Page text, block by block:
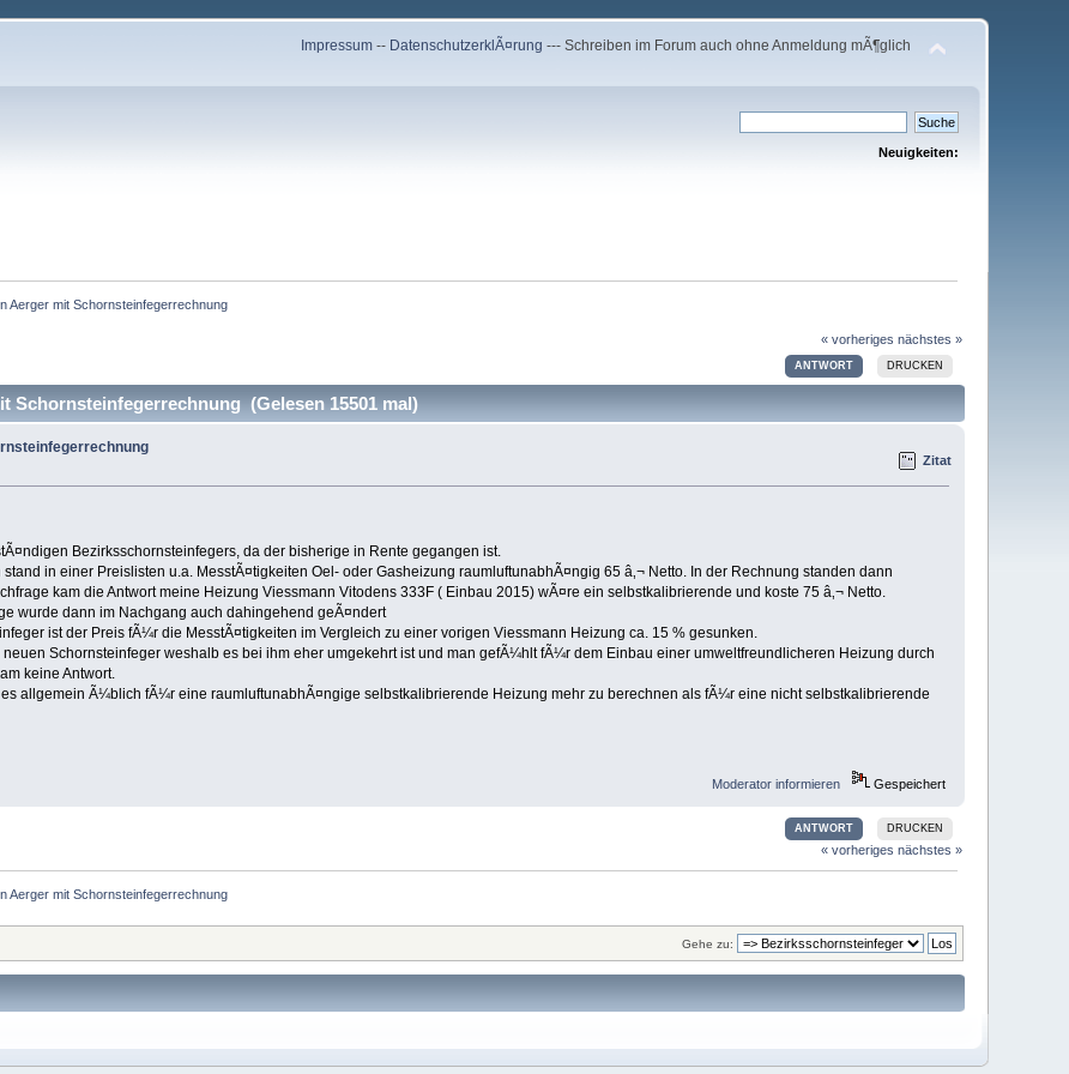
Impressum -- DatenschutzerklÃ¤rung --- Schreiben im Forum auch ohne Anmeldung mÃ¶glich
Neuigkeiten:
Aerger mit Schornsteinfegerrechnung
« vorheriges nächstes »
ANTWORT DRUCKEN
Schornsteinfegerrechnung (Gelesen 15501 mal)
Zitat
Bezirksschornsteinfegers, da der bisherige in Rente gegangen ist.
in einer Preislisten u.a. MesstÃ¤tigkeiten Oel- oder Gasheizung raumluftunabhÃ¤ngig 65 â‚¬ Netto. In der Rechnung standen dann
kam die Antwort meine Heizung Viessmann Vitodens 333F ( Einbau 2015) wÃ¤re ein selbstkalibrierende und koste 75 â‚¬ Netto.
wurde dann im Nachgang auch dahingehend geÃ¤ndert
ist der Preis fÃ¼r die MesstÃ¤tigkeiten im Vergleich zu einer vorigen Viessmann Heizung ca. 15 % gesunken.
Schornsteinfeger weshalb es bei ihm eher umgekehrt ist und man gefÃ¼hlt fÃ¼r dem Einbau einer umweltfreundlicheren Heizung durch
keine Antwort.
es allgemein Ã¼blich fÃ¼r eine raumluftunabhÃ¤ngige selbstkalibrierende Heizung mehr zu berechnen als fÃ¼r eine nicht selbstkalibrierende
Moderator informieren Gespeichert
ANTWORT DRUCKEN
« vorheriges nächstes »
Aerger mit Schornsteinfegerrechnung
Gehe zu: